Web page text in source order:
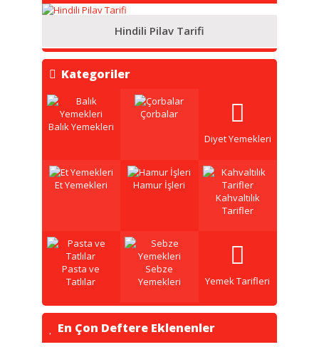
Hindili Pilav Tarifi
Kategoriler
Balık Yemekleri
Çorbalar
Diyet Yemekleri
Et Yemekleri
Hamur İşleri
Kahvaltılık
Tarifler
Pasta ve
Tatlılar
Sebze
Yemekleri
Yemek Tarifleri
En Çon Deftere Eklenenler